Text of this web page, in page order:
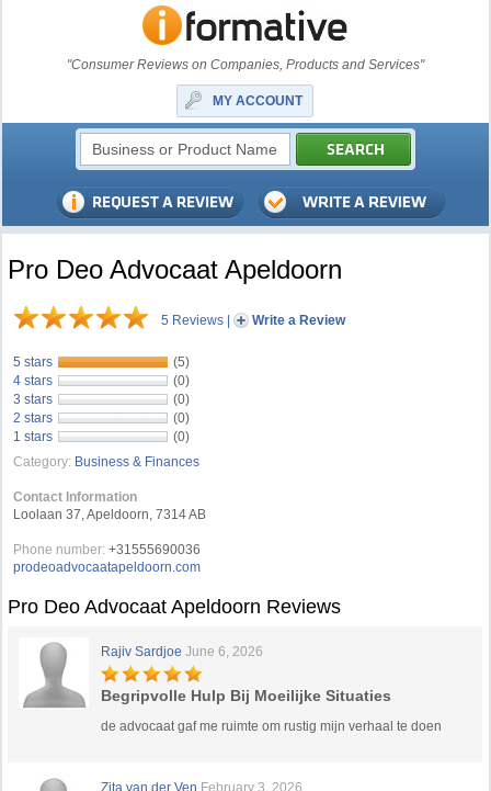
"Consumer Reviews on Companies, Products and Services"
MY ACCOUNT
Pro Deo Advocaat Apeldoorn
5 Reviews | Write a Review
5 stars
(5)
4 stars
(0)
3 stars
(0)
2 stars
(0)
1 stars
(0)
Category: Business & Finances
Contact Information
Loolaan 37, Apeldoorn, 7314 AB
Phone number: +31555690036
prodeoadvocaatapeldoorn.com
Pro Deo Advocaat Apeldoorn Reviews
Rajiv Sardjoe June 6, 2026
Begripvolle Hulp Bij Moeilijke Situaties
de advocaat gaf me ruimte om rustig mijn verhaal te doen
Zita van der Ven February 3, 2026